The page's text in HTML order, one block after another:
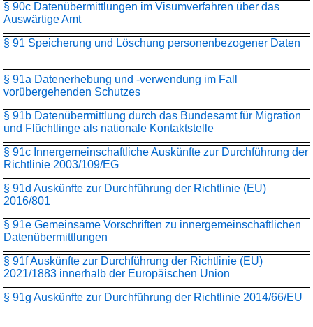
§ 90c Datenübermittlungen im Visumverfahren über das
Auswärtige Amt
§ 91 Speicherung und Löschung personenbezogener Daten
§ 91a Datenerhebung und -verwendung im Fall
vorübergehenden Schutzes
§ 91b Datenübermittlung durch das Bundesamt für Migration
und Flüchtlinge als nationale Kontaktstelle
§ 91c Innergemeinschaftliche Auskünfte zur Durchführung der
Richtlinie 2003/109/EG
§ 91d Auskünfte zur Durchführung der Richtlinie (EU)
2016/801
§ 91e Gemeinsame Vorschriften zu innergemeinschaftlichen
Datenübermittlungen
§ 91f Auskünfte zur Durchführung der Richtlinie (EU)
2021/1883 innerhalb der Europäischen Union
§ 91g Auskünfte zur Durchführung der Richtlinie 2014/66/EU